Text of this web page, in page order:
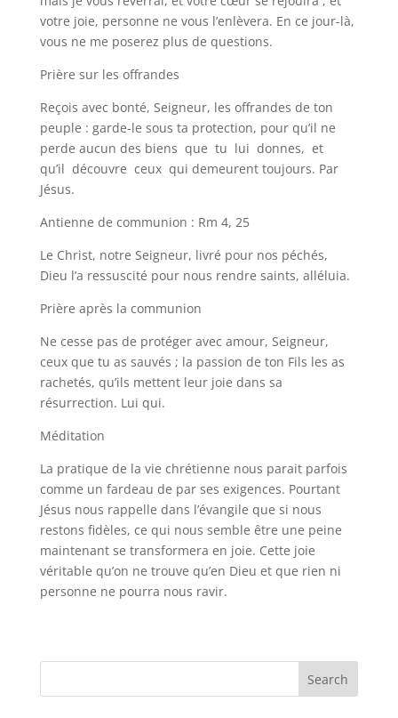
votre joie, personne ne vous l’enlèvera. En ce jour-là,
vous ne me poserez plus de questions.
Prière sur les offrandes
Reçois avec bonté, Seigneur, les offrandes de ton
peuple : garde-le sous ta protection, pour qu’il ne
perde aucun des biens que tu lui donnes, et
qu’il découvre ceux qui demeurent toujours. Par
Jésus.
Antienne de communion : Rm 4, 25
Le Christ, notre Seigneur, livré pour nos péchés,
Dieu l’a ressuscité pour nous rendre saints, alléluia.
Prière après la communion
Ne cesse pas de protéger avec amour, Seigneur,
ceux que tu as sauvés ; la passion de ton Fils les as
rachetés, qu’ils mettent leur joie dans sa
résurrection. Lui qui.
Méditation
La pratique de la vie chrétienne nous parait parfois
comme un fardeau de par ses exigences. Pourtant
Jésus nous rappelle dans l’évangile que si nous
restons fidèles, ce qui nous semble être une peine
maintenant se transformera en joie. Cette joie
véritable qu’on ne trouve qu’en Dieu et que rien ni
personne ne pourra nous ravir.
Search